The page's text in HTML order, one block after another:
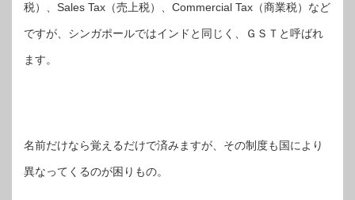
税）、Sales Tax（売上税）、Commercial Tax（商業税）など
ですが、シンガポールではインドと同じく、ＧＳＴと呼ばれ
ます。
名前だけなら覚えるだけで済みますが、その制度も国により
異なってくるのが困りもの。